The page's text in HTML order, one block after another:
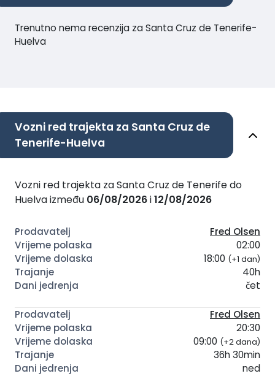
Trenutno nema recenzija za Santa Cruz de Tenerife-
Huelva
Vozni red trajekta za Santa Cruz de
Tenerife-Huelva
Vozni red trajekta za Santa Cruz de Tenerife do
Huelva između 06/08/2026i12/08/2026
Fred Olsen
02:00
18:00 (+1 dan)
40h
čet
Fred Olsen
20:30
09:00 (+2 dana)
36h 30min
ned